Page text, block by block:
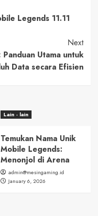
Legends 11.11
Next
Utama untuk
Data secara Efisien
Lain - lain
Temukan Nama Unik
Mobile Legends:
Menonjol di Arena
admin@mesingaming.id
January 6, 2026